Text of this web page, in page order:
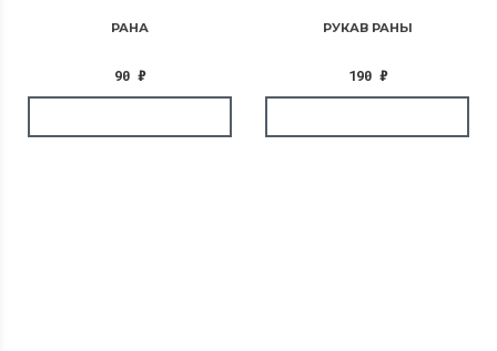
РАНА
90 ₽
РУКАВ РАНЫ
190 ₽